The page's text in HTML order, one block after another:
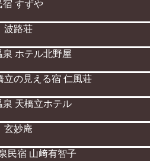
宿 すずや
波路荘
泉 ホテル北野屋
立の見える宿 仁風荘
泉 天橋立ホテル
玄妙庵
民宿 山﨑有智子